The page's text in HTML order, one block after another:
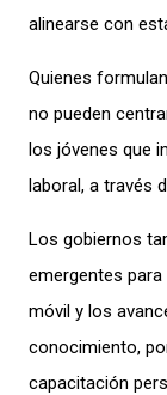
alinearse con
Quienes
no pueden
los jóvenes que
laboral, a través
Los gobiernos
emergentes
móvil y los
conocimiento,
capacitación